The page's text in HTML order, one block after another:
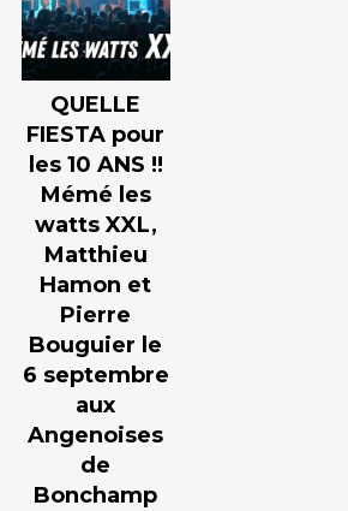
QUELLE
FIESTA pour
les 10 ANS !!
Mémé les
watts XXL,
Matthieu
Hamon et
Pierre
Bouguier le
6 septembre
aux
Angenoises
de
Bonchamp